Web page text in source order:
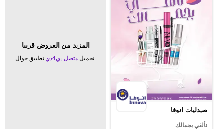
صيدليات انوفا
تألقي بجمالك
المزيد من العروض قريبا
تحميل متصل دي4دي تطبيق جوال